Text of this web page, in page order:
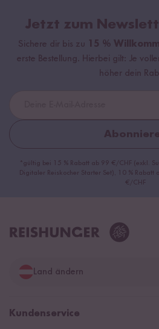
Jetzt zum
Sichere dir bis zu 15 %
erste Bestellung. Hierbei gilt: Je
höher dein
*gültig bei 15 % Rabatt ab 99 €/CHF (exkl.
Digitaler Reiskocher Starter Set), 10 %
€/CHF
Land ändern
Deutschland
Kundenservice